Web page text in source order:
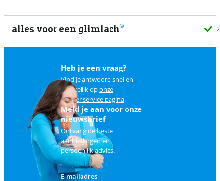
alles voor een glimlach
Heb je een vraag?
Vind je antwoord snel en
makkelijk oponze
klantenservice pagina.
Meld je aan voor onze
nieuwsbrief
Ontvang de beste
aanbiedingen en
persoonlijk advies.
E-mailadres